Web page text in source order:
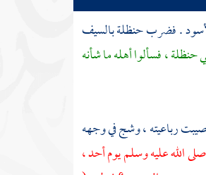
. فضربحنظلةبالسيف
حنظلة ،فسألوا أهله ما شأنه
رباعيته ، وشج في وجهه
الله عليه وسلم يومأحد ،